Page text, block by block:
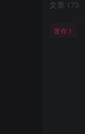
文章 173
发布 1